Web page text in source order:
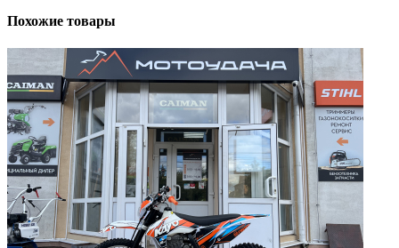
Похожие товары